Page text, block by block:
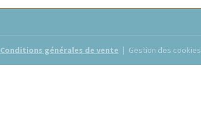
Conditions générales de vente Gestion des cookies